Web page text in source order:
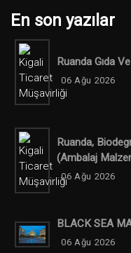
En son yazılar
Ruanda Gıda
06 Ağu 2026
Ruanda,
(ambalaj
06 Ağu 2026
BLACK SEA
06 Ağu 2026